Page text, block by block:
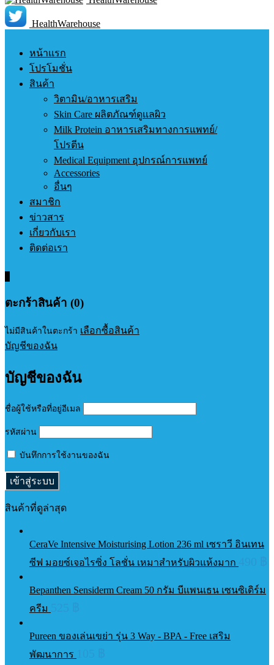
HealthWarehouse
หน้าแรก
โปรโมชั่น
สินค้า
วิตามิน/อาหารเสริม
Skin Care ผลิตภัณฑ์ดูแลผิว
Milk Protein อาหารเสริมทางการแพทย์/
โปรตีน
Medical Equipment อุปกรณ์การแพทย์
Accessories
อื่นๆ
สมาชิก
ข่าวสาร
เกี่ยวกับเรา
ติดต่อเรา
ตะกร้าสินค้า (0)
ไม่มีสินค้าในตะกร้า เลือกซื้อสินค้า
บัญชีของฉัน
บัญชีของฉัน
ชื่อผู้ใช้หรือที่อยู่อีเมล
รหัสผ่าน
บันทึกการใช้งานของฉัน
สินค้าที่ดูล่าสุด
CeraVe Intensive Moisturising Lotion 236 ml เซราวี อินเทน
ซีฟ มอยซ์เจอไรซิ่ง โลชั่น เหมาสำหรับผิวแห้งมาก
Bepanthen Sensiderm Cream 50 กรัม บีแพนเธน เซนซิเดิร์ม
ครีม
Pureen ของเล่นเขย่า รุ่น 3 Way - BPA - Free เสริม
พัฒนาการ